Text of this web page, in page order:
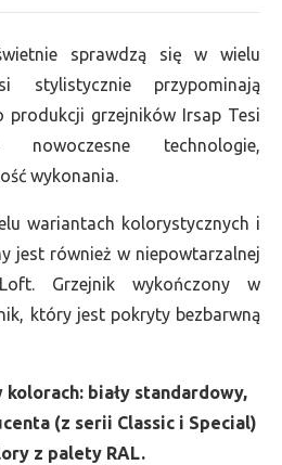
sprawdzą się w wielu
stylistycznie przypominają
produkcji grzejników Irsap Tesi
nowoczesne technologie,
wykonania.
wariantach kolorystycznych i
jest również w niepowtarzalnej
Grzejnik wykończony w
który jest pokryty bezbarwną
biały standardowy,
(z serii Classic i Special)
z palety RAL.